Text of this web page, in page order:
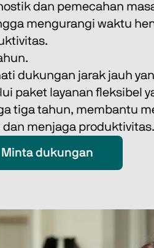
dan pemecahan
mengurangi waktu
dukungan jarak jauh
paket layanan fleksibel
tiga tahun, membantu
dan menjaga produktivitas.
Minta dukungan